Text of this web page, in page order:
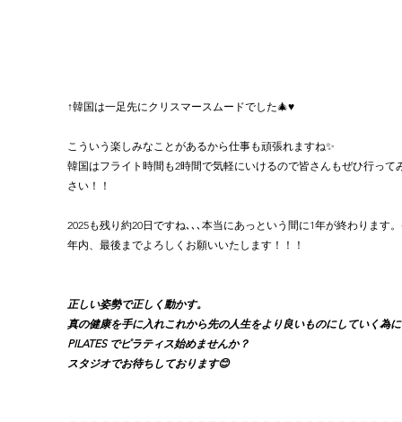
↑韓国は一足先にクリスマースムードでした🎄♥️
こういう楽しみなことがあるから仕事も頑張れますね✨
韓国はフライト時間も2時間で気軽にいけるので皆さんもぜひ行って
さい！！
2025も残り約20日ですね､､､本当にあっという間に1年が終わります
年内、最後までよろしくお願いいたします！！！
正しい姿勢で正しく動かす。
真の健康を手に入れこれから先の人生をより良いものにしていく為
PILATES でピラティス始めませんか？
スタジオでお待ちしております😊